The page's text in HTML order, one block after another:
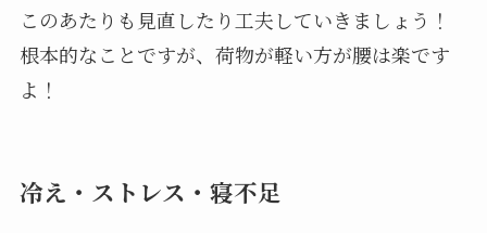
このあたりも見直したり工夫していきましょう！
根本的なことですが、荷物が軽い方が腰は楽です
よ！
冷え・ストレス・寝不足